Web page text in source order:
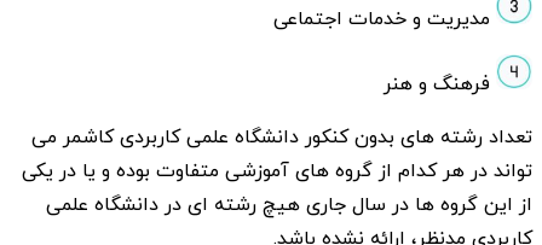
مدیریت و خدمات اجتماعی
فرهنگ و هنر
تعداد رشته های بدون کنکور دانشگاه علمی کاربردی کاشمر می
تواند در هر کدام از گروه های آموزشی متفاوت بوده و یا در یکی
از این گروه ها در سال جاری هیچ رشته ای در دانشگاه علمی
کاربردی مدنظر، ارائه نشده باشد.